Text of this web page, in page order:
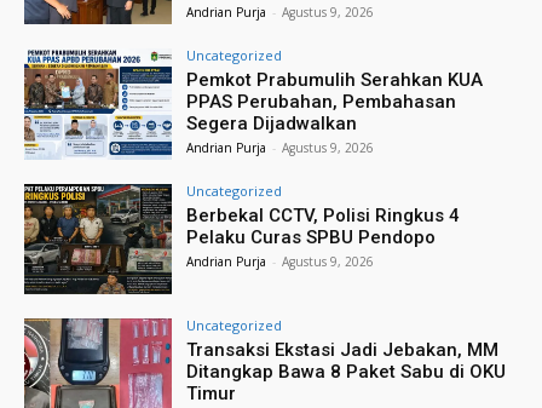
Andrian Purja - Agustus 9, 2026
Uncategorized
Pemkot Prabumulih Serahkan KUA
PPAS Perubahan, Pembahasan
Segera Dijadwalkan
Andrian Purja - Agustus 9, 2026
Uncategorized
Berbekal CCTV, Polisi Ringkus 4
Pelaku Curas SPBU Pendopo
Andrian Purja - Agustus 9, 2026
Uncategorized
Transaksi Ekstasi Jadi Jebakan, MM
Ditangkap Bawa 8 Paket Sabu di OKU
Timur